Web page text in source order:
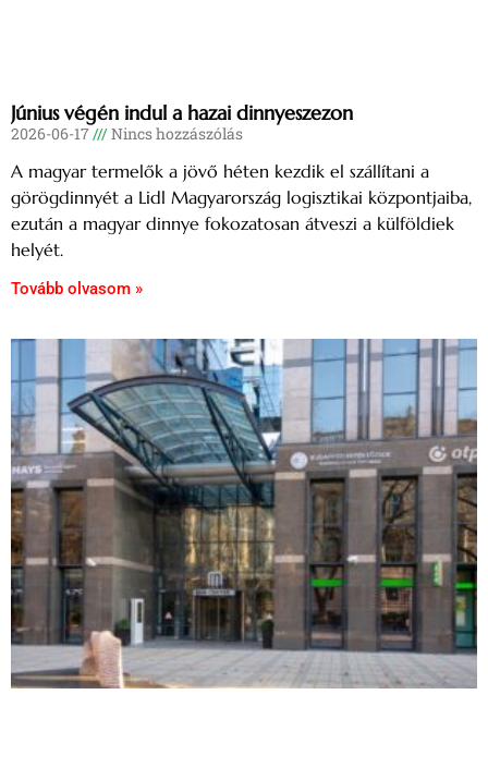
Június végén indul a hazai dinnyeszezon
2026-06-17 Nincs hozzászólás
A magyar termelők a jövő héten kezdik el szállítani a
görögdinnyét a Lidl Magyarország logisztikai központjaiba,
ezután a magyar dinnye fokozatosan átveszi a külföldiek
helyét.
Tovább olvasom »